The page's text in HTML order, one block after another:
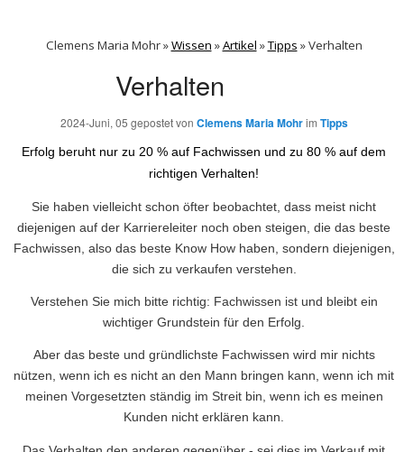
Clemens Maria Mohr »Wissen »Artikel »Tipps »Verhalten
Verhalten
2024-Juni, 05 gepostet von Clemens Maria Mohrim Tipps
Erfolg beruht nur zu 20 % auf Fachwissen und zu 80 % auf dem
richtigen Verhalten!
Sie haben vielleicht schon öfter beobachtet, dass meist nicht
diejenigen auf der Karriereleiter noch oben steigen, die das beste
Fachwissen, also das beste Know How haben, sondern diejenigen,
die sich zu verkaufen verstehen.
Verstehen Sie mich bitte richtig: Fachwissen ist und bleibt ein
wichtiger Grundstein für den Erfolg.
Aber das beste und gründlichste Fachwissen wird mir nichts
nützen, wenn ich es nicht an den Mann bringen kann, wenn ich mit
meinen Vorgesetzten ständig im Streit bin, wenn ich es meinen
Kunden nicht erklären kann.